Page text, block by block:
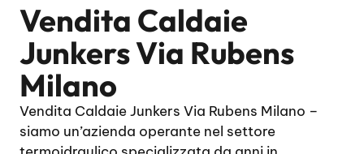
Vendita Caldaie
Junkers Via Rubens
Milano
Vendita Caldaie Junkers Via Rubens Milano –
siamo un’azienda operante nel settore